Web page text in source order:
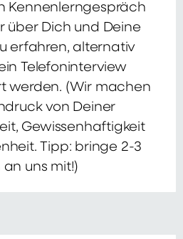
Kennenlerngespräch
über Dich und Deine
erfahren, alternativ
Telefoninterview
werden. (Wir machen
von Deiner
Gewissenhaftigkeit
Tipp: bringe 2-3
uns mit!)